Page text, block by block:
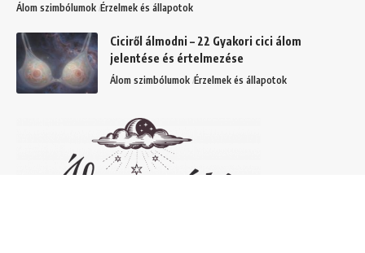
Álom szimbólumok Érzelmek és állapotok
Ciciről álmodni – 22 Gyakori cici álom
jelentése és értelmezése
Álom szimbólumok Érzelmek és állapotok